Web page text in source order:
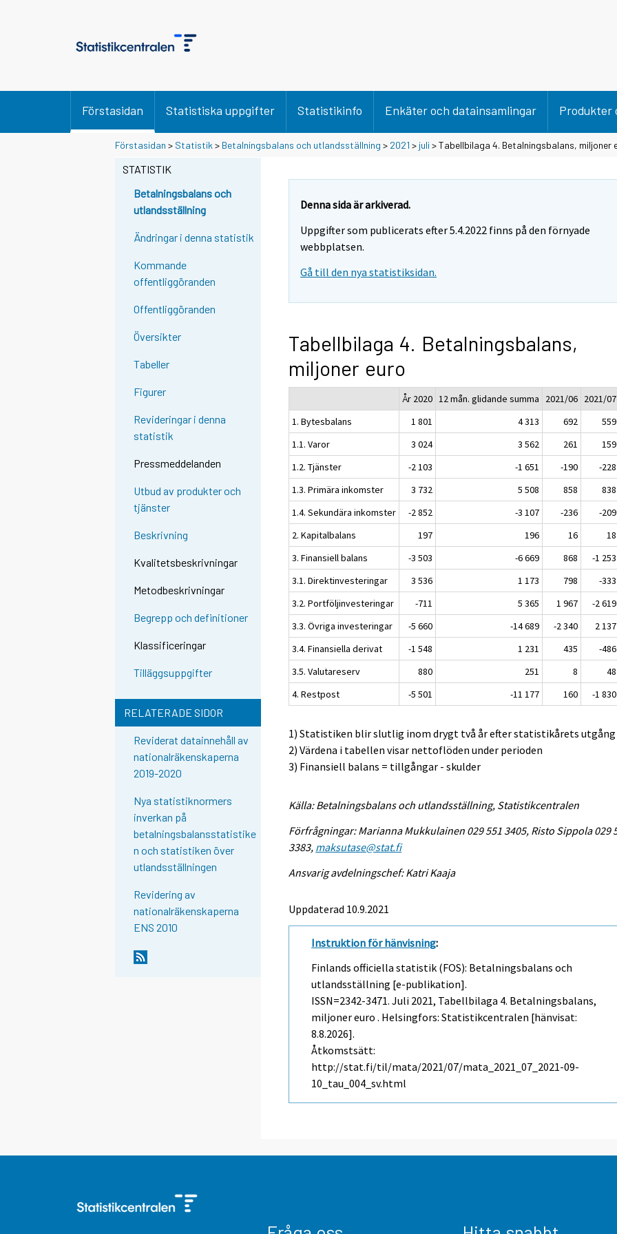
Förstasidan Statistiska uppgifter Statistikinfo Enkäter och datainsamlingar Produkter
Förstasidan > Statistik > Betalningsbalans och utlandsställning > 2021 > juli > Tabellbilaga 4. Betalningsbalans, miljoner
STATISTIK
Betalningsbalans och
utlandsställning
Ändringar i denna statistik
Kommande
offentliggöranden
Offentliggöranden
Översikter
Tabeller
Figurer
Revideringar i denna
statistik
Pressmeddelanden
Utbud av produkter och
tjänster
Beskrivning
Kvalitetsbeskrivningar
Metodbeskrivningar
Begrepp och definitioner
Klassificeringar
Tilläggsuppgifter
RELATERADE SIDOR
Reviderat datainnehåll av
nationalräkenskaperna
2019-2020
Nya statistiknormers
inverkan på
betalningsbalansstatistike
n och statistiken över
utlandsställningen
Revidering av
nationalräkenskaperna
ENS 2010
Denna sida är arkiverad.
Uppgifter som publicerats efter 5.4.2022 finns på den förnyade
webbplatsen.
Gå till den nya statistiksidan.
Tabellbilaga 4. Betalningsbalans,
miljoner euro
År 2020 12 mån. glidande summa 2021/06 2021/07
1. Bytesbalans
1 801 4 313 692
559
1.1. Varor
3 024 3 562 261
159
1.2. Tjänster
-2 103 -1 651 -190
-228
1.3. Primära inkomster
3 732 5 508 858
838
1.4. Sekundära inkomster
-2 852 -3 107 -236
-209
2. Kapitalbalans
197 196 16
18
3. Finansiell balans
-3 503 -6 669 868
-1 253
3.1. Direktinvesteringar
3 536 1 173 798
-333
3.2. Portföljinvesteringar
-711 5 365 1 967
-2 619
3.3. Övriga investeringar
-5 660 -14 689 -2 340
2 137
3.4. Finansiella derivat
-1 548 1 231 435
-486
3.5. Valutareserv
880 251 8
48
4. Restpost
-5 501 -11 177 160 -1 830
1) Statistiken blir slutlig inom drygt två år efter statistikårets utgång
2) Värdena i tabellen visar nettoflöden under perioden
3) Finansiell balans = tillgångar - skulder
Källa: Betalningsbalans och utlandsställning, Statistikcentralen
Förfrågningar: Marianna Mukkulainen 029 551 3405, Risto Sippola 029
3383, maksutase@stat.fi
Ansvarig avdelningschef: Katri Kaaja
Uppdaterad 10.9.2021
Instruktion för hänvisning:
Finlands officiella statistik (FOS): Betalningsbalans och
utlandsställning [e-publikation].
ISSN=2342-3471.Juli 2021, Tabellbilaga 4. Betalningsbalans,
miljoner euro . Helsingfors: Statistikcentralen [hänvisat:
8.8.2026].
Åtkomstsätt:
http://stat.fi/til/mata/2021/07/mata_2021_07_2021-09-
10_tau_004_sv.html